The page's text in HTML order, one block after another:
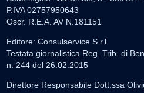
P.IVA 02757950643
Oscr. R.E.A. AV N.181151
Editore: Consulservice S.r.l.
Testata giornalistica Reg. Trib. di
n. 244 del 26.02.2015
Direttore Responsabile Dott.ssa